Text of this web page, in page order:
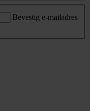
Bevestig e-mailadres